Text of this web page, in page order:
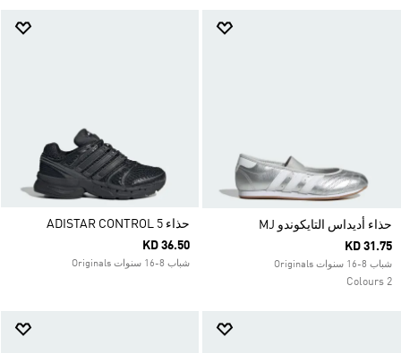
حذاء أديداس التايكوندو MJ
KD 31.75
شباب 8-16 سنوات Originals
2 Colours
حذاء ADISTAR CONTROL 5
KD 36.50
شباب 8-16 سنوات Originals